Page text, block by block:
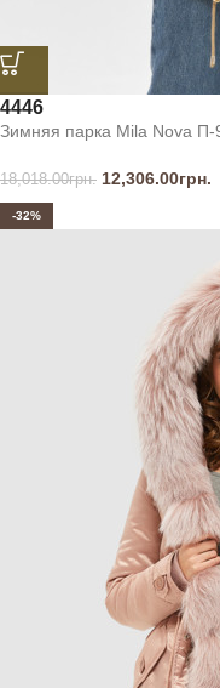
4446
Зимняя парка Mila Nova П-
18,018.00грн. 12,306.00грн.
-32%